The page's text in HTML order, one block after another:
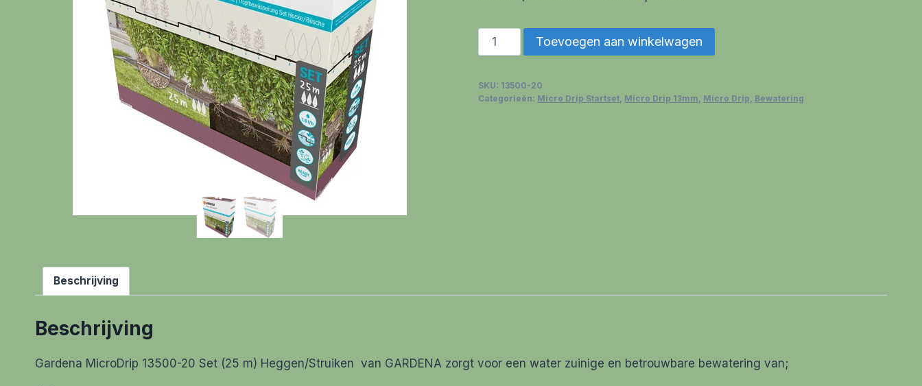
Gardena
MicroDrip
20
Toevoegen aan winkelwagen
SKU: 13500-20
Categorieën: Micro Drip Startset, Micro Drip 13mm Micro Drip Bewatering
Beschrijving
Beschrijving
Gardena MicroDrip 13500-20 Set (25 m) Heggen/Struiken van GARDENA zorgt voor een water zuinige en betrouwbare bewatering van;